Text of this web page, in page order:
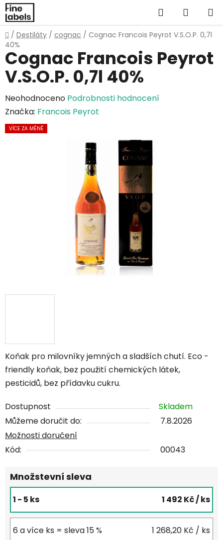
Přejít
na
obsah
Hledat
KOŠÍK
Domů
/ Destiláty / cognac / Cognac Francois Peyrot V.S.O.P. 0,7l
40%
Koňak pro milovníky jemných a sladších chutí. Eco -
friendly koňak, bez použití chemických látek,
pesticidů, bez přídavku cukru.
Dostupnost
Skladem
Můžeme doručit do:
7.8.2026
Možnosti doručení
Kód:
00043
Množstevní sleva
1 - 5 ks 1 492 Kč/ ks
6 a více ks = sleva 15 % 1 268,20 Kč / ks
Cognac Francois Peyrot
V.S.O.P. 0,7l 40%
Průměrné
hodnocení
produktu
Neohodnoceno Podrobnosti hodnocení
Značka: Francois Peyrot
VÍCE ZA MÉNĚ